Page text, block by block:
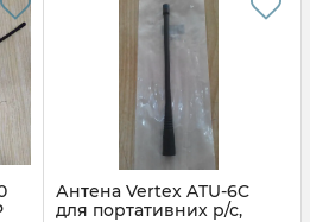
Антена Vertex ATU-6C
для портативних р/с,